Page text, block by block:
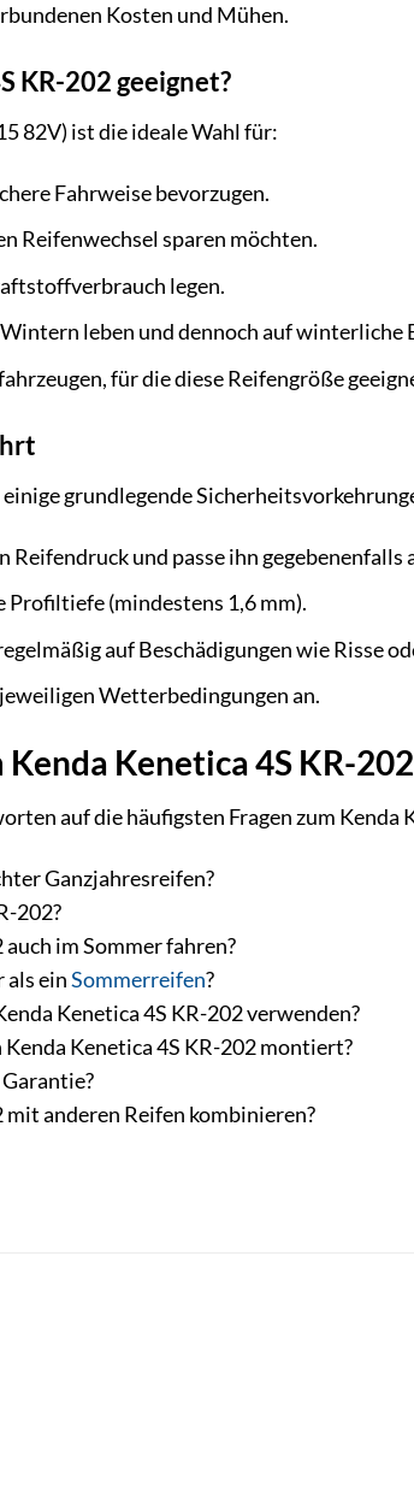
Kosten und Mühen.
KR-202 geeignet?
82V) ist die ideale Wahl für:
Fahrweise bevorzugen.
Reifenwechsel sparen möchten.
legen.
leben und dennoch auf winterliche
für die diese Reifengröße
grundlegende
Reifendruck und passe ihn gegebenenfalls
Profiltiefe (mindestens 1,6 mm).
auf Beschädigungen wie Risse
Wetterbedingungen an.
Kenetica 4S KR-202
auf die häufigsten Fragen zum Kenda
Ganzjahresreifen?
202?
im Sommer fahren?
als einSommerreifen?
Kenetica 4S KR-202 verwenden?
Kenetica 4S KR-202 montiert?
mit anderen Reifen kombinieren?